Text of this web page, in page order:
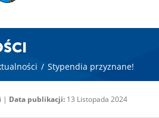
/ Stypendia przyznane!
| Data publikacji: 13 Listopada 2024